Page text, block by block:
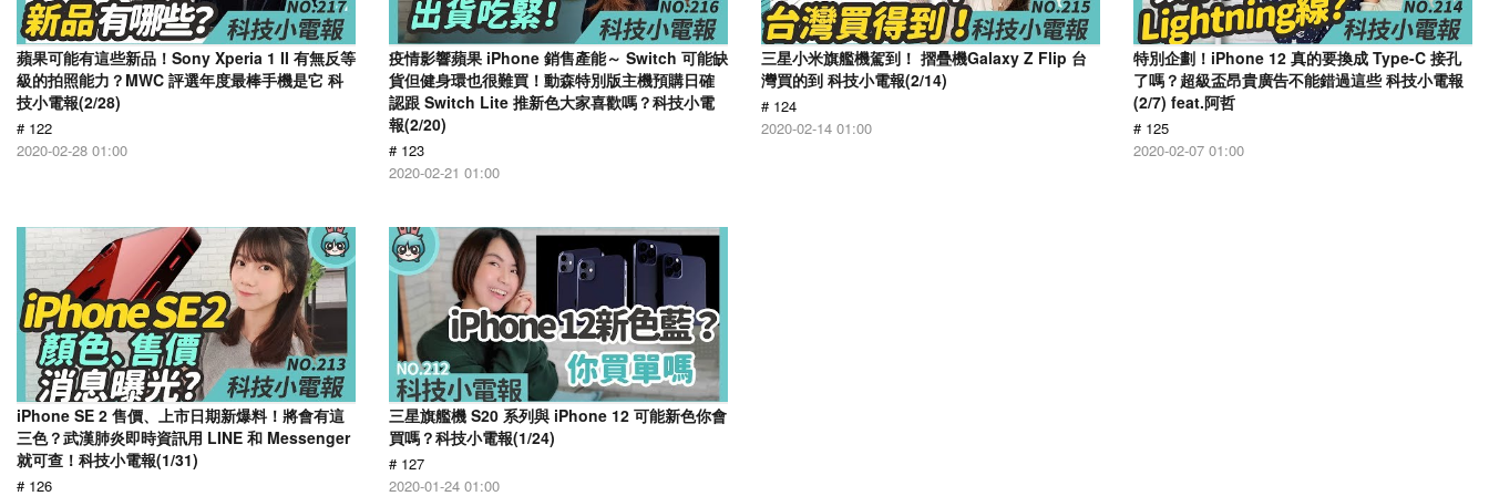
蘋果可能有這些新品！Sony Xperia 1 II 有無反等
級的拍照能力？MWC 評選年度最棒手機是它 科
技小電報(2/28)
# 122
2020-02-28 01:00
疫情影響蘋果 iPhone 銷售產能～ Switch 可能缺
貨但健身環也很難買！動森特別版主機預購日確
認跟 Switch Lite 推新色大家喜歡嗎？科技小電
報(2/20)
# 123
2020-02-21 01:00
三星小米旗艦機駕到！ 摺疊機Galaxy Z Flip 台
灣買的到 科技小電報(2/14)
# 124
2020-02-14 01:00
特別企劃！iPhone 12 真的要換成 Type-C 接孔
了嗎？超級盃昂貴廣告不能錯過這些 科技小電報
(2/7) feat.阿哲
# 125
2020-02-07 01:00
iPhone SE 2 售價、上市日期新爆料！將會有這
三色？武漢肺炎即時資訊用 LINE 和 Messenger
就可查！科技小電報(1/31)
# 126
三星旗艦機 S20 系列與 iPhone 12 可能新色你會
買嗎？科技小電報(1/24)
# 127
2020-01-24 01:00